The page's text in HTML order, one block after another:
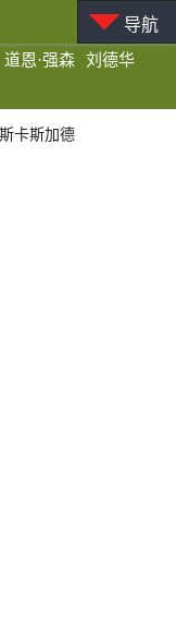
道恩·强森
刘德华
导航
卡斯加德